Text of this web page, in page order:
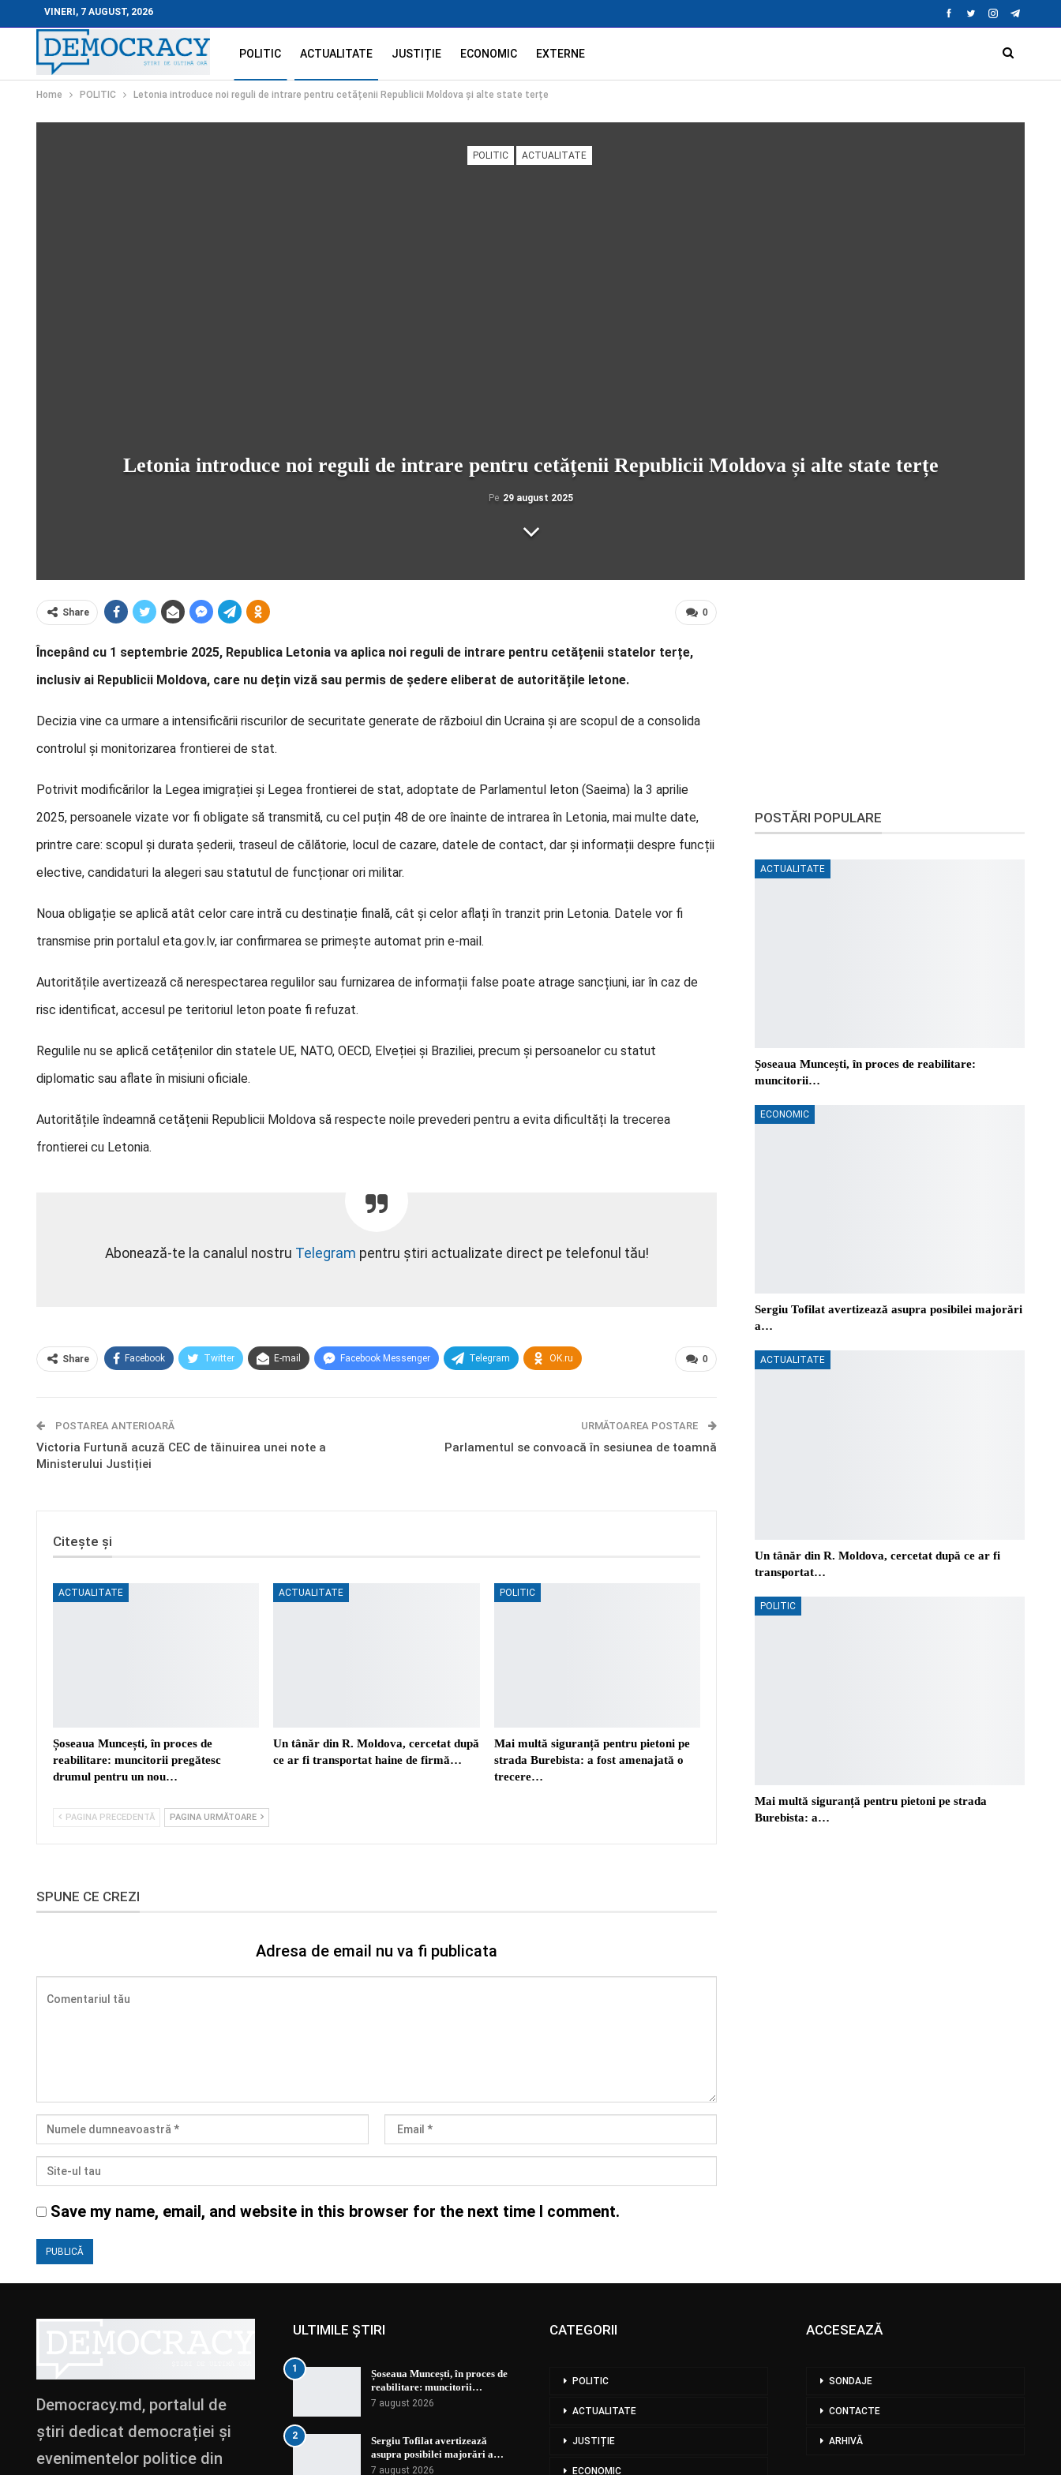
VINERI, 7 AUGUST, 2026
POLITIC ACTUALITATE JUSTIȚIE ECONOMIC EXTERNE
Home POLITIC Letonia introduce noi reguli de intrare pentru cetățenii Republicii Moldova și alte state terțe
POLITIC ACTUALITATE
Letonia introduce noi reguli de intrare pentru cetățenii Republicii Moldova și alte state terțe
Pe 29 august 2025
0
Share
Începând cu 1 septembrie 2025, Republica Letonia va aplica noi reguli de intrare pentru cetățenii statelor terțe,
inclusiv ai Republicii Moldova, care nu dețin viză sau permis de ședere eliberat de autoritățile letone.
Decizia vine ca urmare a intensificării riscurilor de securitate generate de războiul din Ucraina și are scopul de a consolida
controlul și monitorizarea frontierei de stat.
Potrivit modificărilor la Legea imigrației și Legea frontierei de stat, adoptate de Parlamentul leton (Saeima) la 3 aprilie
2025, persoanele vizate vor fi obligate să transmită, cu cel puțin 48 de ore înainte de intrarea în Letonia, mai multe date,
printre care: scopul și durata șederii, traseul de călătorie, locul de cazare, datele de contact, dar și informații despre funcții
elective, candidaturi la alegeri sau statutul de funcționar ori militar.
Noua obligație se aplică atât celor care intră cu destinație finală, cât și celor aflați în tranzit prin Letonia. Datele vor fi
transmise prin portalul eta.gov.lv, iar confirmarea se primește automat prin e-mail.
Autoritățile avertizează că nerespectarea regulilor sau furnizarea de informații false poate atrage sancțiuni, iar în caz de
risc identificat, accesul pe teritoriul leton poate fi refuzat.
Regulile nu se aplică cetățenilor din statele UE, NATO, OECD, Elveției și Braziliei, precum și persoanelor cu statut
diplomatic sau aflate în misiuni oficiale.
Autoritățile îndeamnă cetățenii Republicii Moldova să respecte noile prevederi pentru a evita dificultăți la trecerea
frontierei cu Letonia.
Abonează-te la canalul nostru Telegram pentru știri actualizate direct pe telefonul tău!
0
Share Facebook Twitter E-mail Facebook Messenger Telegram OK.ru
POSTAREA ANTERIOARĂ
Victoria Furtună acuză CEC de tăinuirea unei note a
Ministerului Justiției
URMĂTOAREA POSTARE
Parlamentul se convoacă în sesiunea de toamnă
Citește și
ACTUALITATE
Șoseaua Muncești, în proces de
reabilitare: muncitorii pregătesc
drumul pentru un nou…
ACTUALITATE
Un tânăr din R. Moldova, cercetat după
ce ar fi transportat haine de firmă…
POLITIC
Mai multă siguranță pentru pietoni pe
strada Burebista: a fost amenajată o
trecere…
PAGINA PRECEDENTĂ PAGINA URMĂTOARE
SPUNE CE CREZI
Adresa de email nu va fi publicata
Save my name, email, and website in this browser for the next time I comment.
POSTĂRI POPULARE
ACTUALITATE
Șoseaua Muncești, în proces de reabilitare:
muncitorii…
ECONOMIC
Sergiu Tofilat avertizează asupra posibilei majorări
a…
ACTUALITATE
Un tânăr din R. Moldova, cercetat după ce ar fi
transportat…
POLITIC
Mai multă siguranță pentru pietoni pe strada
Burebista: a…
Democracy.md, portalul de
știri dedicat democrației și
evenimentelor politice din
ULTIMILE ȘTIRI
1
Șoseaua Muncești, în proces de
reabilitare: muncitorii…
7 august 2026
2
Sergiu Tofilat avertizează
asupra posibilei majorări a…
7 august 2026
CATEGORII
POLITIC
ACTUALITATE
JUSTIȚIE
ECONOMIC
ACCESEAZĂ
SONDAJE
CONTACTE
ARHIVĂ